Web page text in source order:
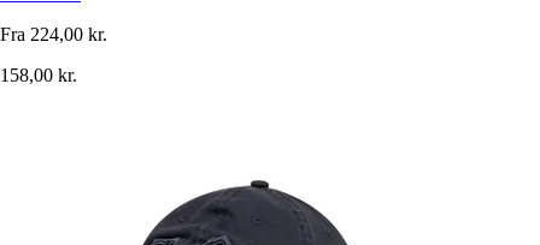
Fra 224,00 kr.
158,00 kr.